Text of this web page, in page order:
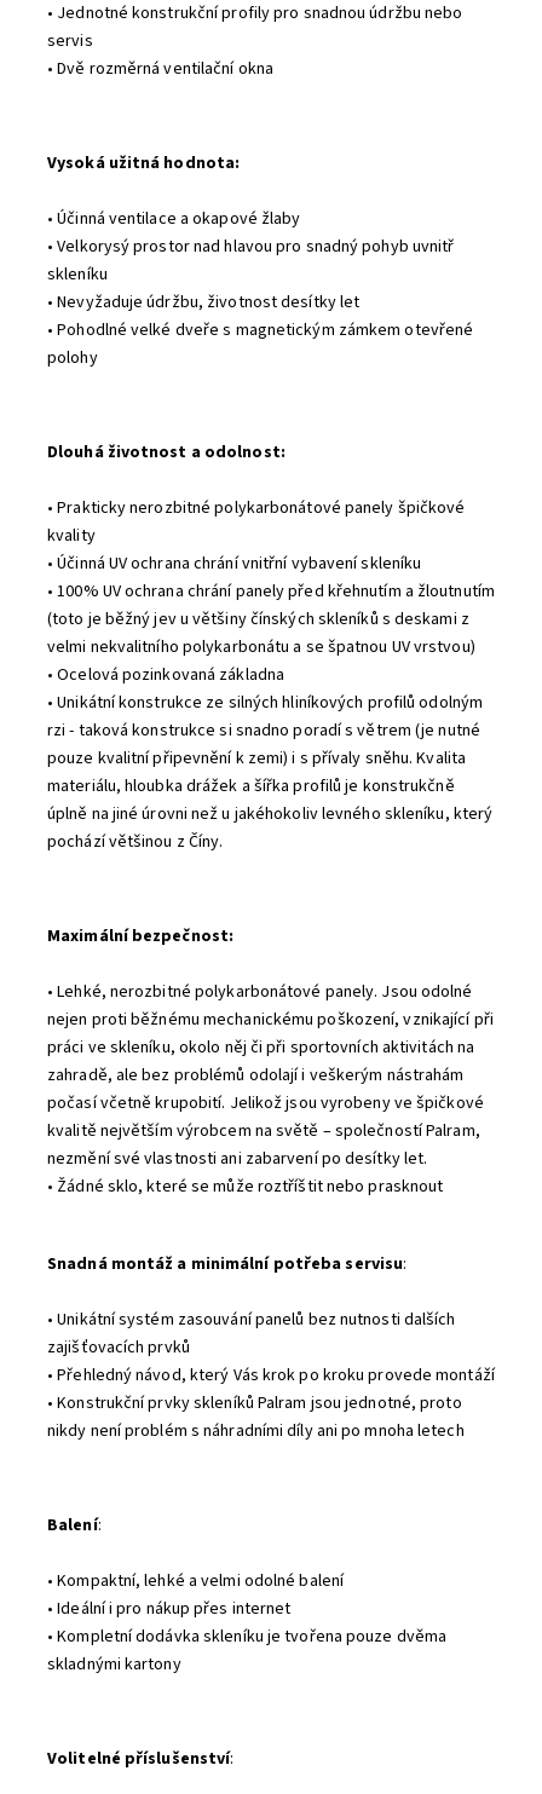
• Jednotné konstrukční profily pro snadnou údržbu nebo
servis
• Dvě rozměrná ventilační okna
Vysoká užitná hodnota:
• Účinná ventilace a okapové žlaby
• Velkorysý prostor nad hlavou pro snadný pohyb uvnitř
skleníku
• Nevyžaduje údržbu, životnost desítky let
• Pohodlné velké dveře s magnetickým zámkem otevřené
polohy
Dlouhá životnost a odolnost:
• Prakticky nerozbitné polykarbonátové panely špičkové
kvality
• Účinná UV ochrana chrání vnitřní vybavení skleníku
• 100% UV ochrana chrání panely před křehnutím a žloutnutím
(toto je běžný jev u většiny čínských skleníků s deskami z
velmi nekvalitního polykarbonátu a se špatnou UV vrstvou)
• Ocelová pozinkovaná základna
• Unikátní konstrukce ze silných hliníkových profilů odolným
rzi - taková konstrukce si snadno poradí s větrem (je nutné
pouze kvalitní připevnění k zemi) i s přívaly sněhu. Kvalita
materiálu, hloubka drážek a šířka profilů je konstrukčně
úplně na jiné úrovni než u jakéhokoliv levného skleníku, který
pochází většinou z Číny.
Maximální bezpečnost:
• Lehké, nerozbitné polykarbonátové panely. Jsou odolné
nejen proti běžnému mechanickému poškození, vznikající při
práci ve skleníku, okolo něj či při sportovních aktivitách na
zahradě, ale bez problémů odolají i veškerým nástrahám
počasí včetně krupobití. Jelikož jsou vyrobeny ve špičkové
kvalitě největším výrobcem na světě – společností Palram,
nezmění své vlastnosti ani zabarvení po desítky let.
• Žádné sklo, které se může roztříštit nebo prasknout
Snadná montáž a minimální potřeba servisu:
• Unikátní systém zasouvání panelů bez nutnosti dalších
zajišťovacích prvků
• Přehledný návod, který Vás krok po kroku provede montáží
• Konstrukční prvky skleníků Palram jsou jednotné, proto
nikdy není problém s náhradními díly ani po mnoha letech
Balení:
• Kompaktní, lehké a velmi odolné balení
• Ideální i pro nákup přes internet
• Kompletní dodávka skleníku je tvořena pouze dvěma
skladnými kartony
Volitelné příslušenství: